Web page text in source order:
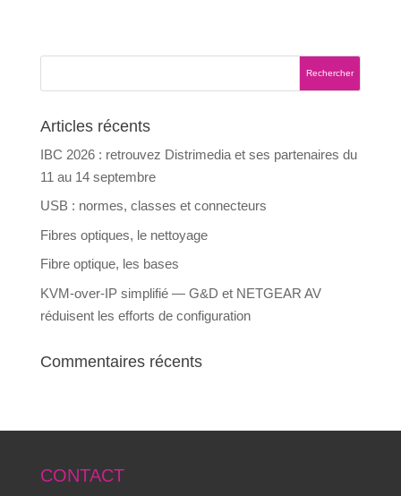
Articles récents
IBC 2026 : retrouvez Distrimedia et ses partenaires du
11 au 14 septembre
USB : normes, classes et connecteurs
Fibres optiques, le nettoyage
Fibre optique, les bases
KVM-over-IP simplifié — G&D et NETGEAR AV
réduisent les efforts de configuration
Commentaires récents
CONTACT